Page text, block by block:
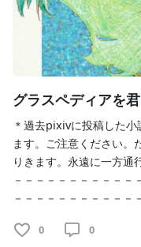
グラスペディアを
＊過去pixivに投稿した
ます。ご注意ください。
りきます。永遠に一方通
－－－－－－－－－－－
－－－－－－－－－－
0 0